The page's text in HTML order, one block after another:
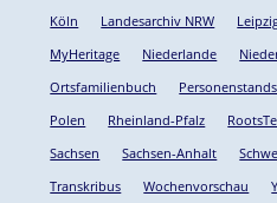
Köln
Landesarchiv NRW
MyHeritage
Niederlande
Ortsfamilienbuch
Polen
Rheinland-Pfalz
Sachsen
Sachsen-Anhalt
Transkribus
Wochenvorschau